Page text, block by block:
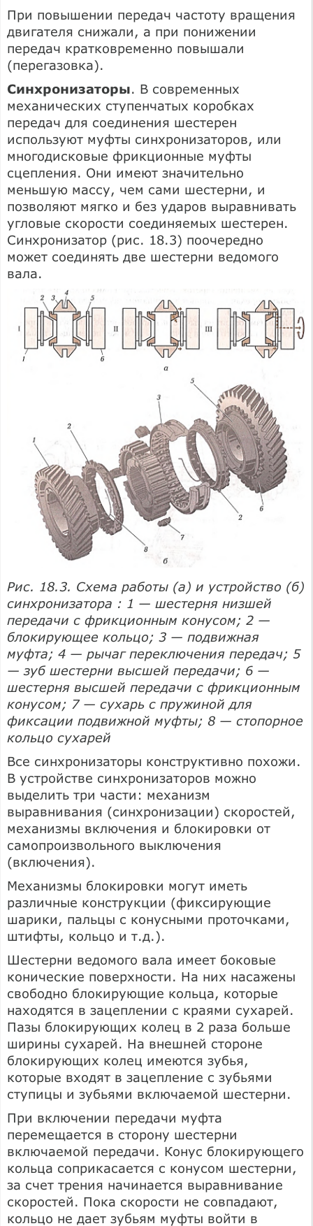
При повышении передач частоту вращения
двигателя снижали, а при понижении
передач кратковременно повышали
(перегазовка).
Синхронизаторы. В современных
механических ступенчатых коробках
передач для соединения шестерен
используют муфты синхронизаторов, или
многодисковые фрикционные муфты
сцепления. Они имеют значительно
меньшую массу, чем сами шестерни, и
позволяют мягко и без ударов выравнивать
угловые скорости соединяемых шестерен.
Синхронизатор (рис. 18.3) поочередно
может соединять две шестерни ведомого
вала.
Рис. 18.3. Схема работы (а) и устройство (б)
синхронизатора : 1 — шестерня низшей
передачи с фрикционным конусом; 2 —
блокирующее кольцо; 3 — подвижная
муфта; 4 — рычаг переключения передач; 5
— зуб шестерни высшей передачи; 6 —
шестерня высшей передачи с фрикционным
конусом; 7 — сухарь с пружиной для
фиксации подвижной муфты; 8 — стопорное
кольцо сухарей
Все синхронизаторы конструктивно похожи.
В устройстве синхронизаторов можно
выделить три части: механизм
выравнивания (синхронизации) скоростей,
механизмы включения и блокировки от
самопроизвольного выключения
(включения).
Механизмы блокировки могут иметь
различные конструкции (фиксирующие
шарики, пальцы с конусными проточками,
штифты, кольцо и т.д.).
Шестерни ведомого вала имеет боковые
конические поверхности. На них насажены
свободно блокирующие кольца, которые
находятся в зацеплении с краями сухарей.
Пазы блокирующих колец в 2 раза больше
ширины сухарей. На внешней стороне
блокирующих колец имеются зубья,
которые входят в зацепление с зубьями
ступицы и зубьями включаемой шестерни.
При включении передачи муфта
перемещается в сторону шестерни
включаемой передачи. Конус блокирующего
кольца соприкасается с конусом шестерни,
за счет трения начинается выравнивание
скоростей. Пока скорости не совпадают,
кольцо не дает зубьям муфты войти в